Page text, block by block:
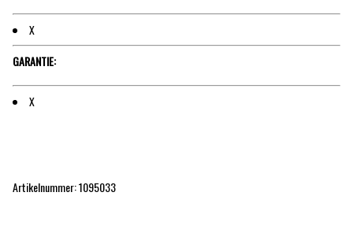
X
GARANTIE:
X
Artikelnummer: 1095033